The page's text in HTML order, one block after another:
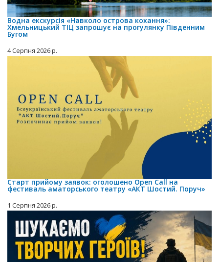
Водна екскурсія «Навколо острова кохання»:
Хмельницький ТІЦ запрошує на прогулянку Південним
Бугом
4 Серпня 2026 р.
Старт прийому заявок: оголошено Open Call на
фестиваль аматорського театру «АКТ Шостий. Поруч»
1 Серпня 2026 р.